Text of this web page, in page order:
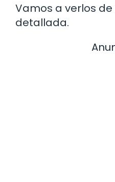
Vamos a verlos
detallada.